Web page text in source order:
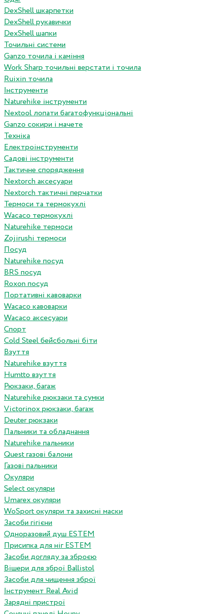
DexShell шкарпетки
DexShell рукавички
DexShell шапки
Точильні системи
Ganzo точила і каміння
Work Sharp точильні верстати і точила
Ruixin точила
Інструменти
Naturehike інструменти
Nextool лопати багатофункціональні
Ganzo сокири і мачете
Техніка
Електроінструменти
Садові інструменти
Тактичне спорядження
Nextorch аксесуари
Nextorch тактичні перчатки
Термоси та термокухлі
Wacaco термокухлі
Naturehike термоси
Zojirushi термоси
Посуд
Naturehike посуд
BRS посуд
Roxon посуд
Портативні кавоварки
Wacaco кавоварки
Wacaco аксесуари
Спорт
Cold Steel бейсбольні біти
Взуття
Naturehike взуття
Humtto взуття
Рюкзаки, багаж
Naturehike рюкзаки та сумки
Victorinox рюкзаки, багаж
Deuter рюкзаки
Пальники та обладнання
Naturehike пальники
Quest газові балони
Газові пальники
Окуляри
Select окуляри
Umarex окуляри
WoSport окуляри та захисні маски
Засоби гігієни
Одноразовий душ ESTEM
Присипка для ніг ESTEM
Засоби догляду за зброєю
Вішери для зброї Ballistol
Засоби для чищення зброї
Інструмент Real Avid
Зарядні пристрої